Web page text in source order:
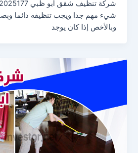
شيء مهم جدا ويجب تنظيفه دائما
وبالأخص إذا كان يوجد